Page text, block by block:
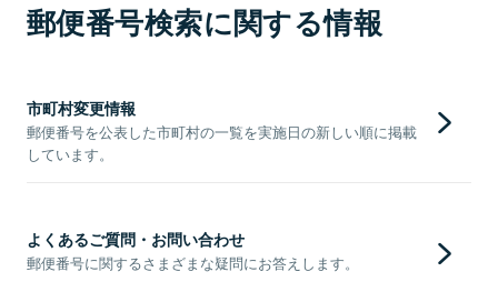
郵便番号検索に関する情報
市町村変更情報
郵便番号を公表した市町村の一覧を実施日の新しい順に掲載
しています。
よくあるご質問・お問い合わせ
郵便番号に関するさまざまな疑問にお答えします。